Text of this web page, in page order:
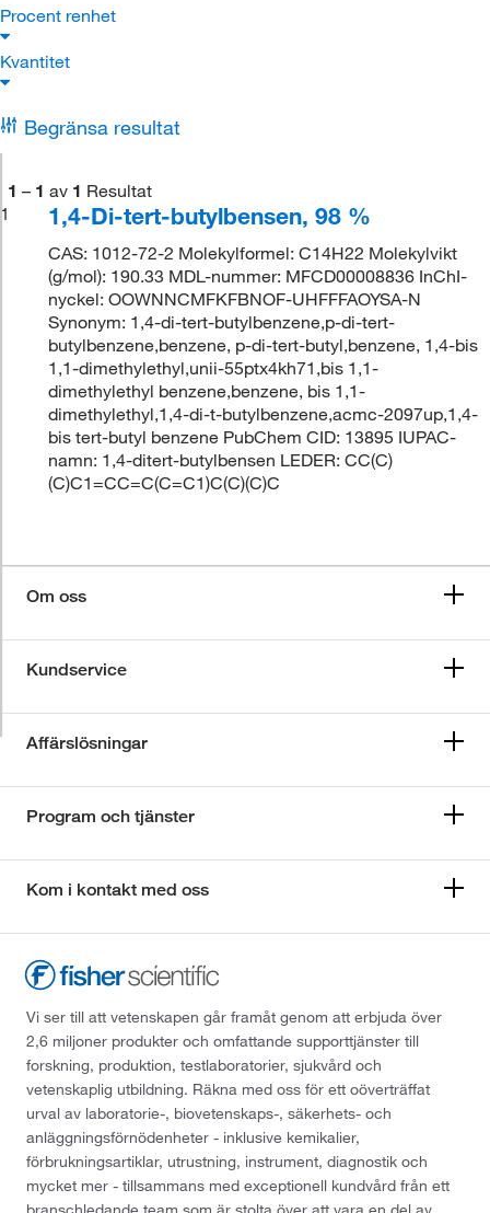
Procent renhet
Kvantitet
Begränsa resultat
1 – 1 av 1 Resultat
1
1,4-Di-tert-butylbensen, 98 %
CAS: 1012-72-2 Molekylformel: C14H22 Molekylvikt
(g/mol): 190.33 MDL-nummer: MFCD00008836 InChI-
nyckel: OOWNNCMFKFBNOF-UHFFFAOYSA-N
Synonym: 1,4-di-tert-butylbenzene,p-di-tert-
butylbenzene,benzene, p-di-tert-butyl,benzene, 1,4-bis
1,1-dimethylethyl,unii-55ptx4kh71,bis 1,1-
dimethylethyl benzene,benzene, bis 1,1-
dimethylethyl,1,4-di-t-butylbenzene,acmc-2097up,1,4-
bis tert-butyl benzene PubChem CID: 13895 IUPAC-
namn: 1,4-ditert-butylbensen LEDER: CC(C)
(C)C1=CC=C(C=C1)C(C)(C)C
Om oss
Kundservice
Affärslösningar
Program och tjänster
Kom i kontakt med oss
Vi ser till att vetenskapen går framåt genom att erbjuda över
2,6 miljoner produkter och omfattande supporttjänster till
forskning, produktion, testlaboratorier, sjukvård och
vetenskaplig utbildning. Räkna med oss för ett oöverträffat
urval av laboratorie-, biovetenskaps-, säkerhets- och
anläggningsförnödenheter - inklusive kemikalier,
förbrukningsartiklar, utrustning, instrument, diagnostik och
mycket mer - tillsammans med exceptionell kundvård från ett